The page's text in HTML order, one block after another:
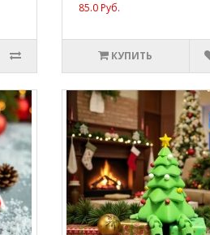
85.0 Руб.
КУПИТЬ